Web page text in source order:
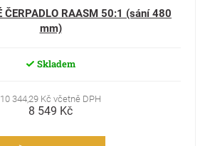
ČERPADLO RAASM 50:1 (sání 480
mm)
Skladem
10 344,29 Kč včetně DPH
8 549 Kč